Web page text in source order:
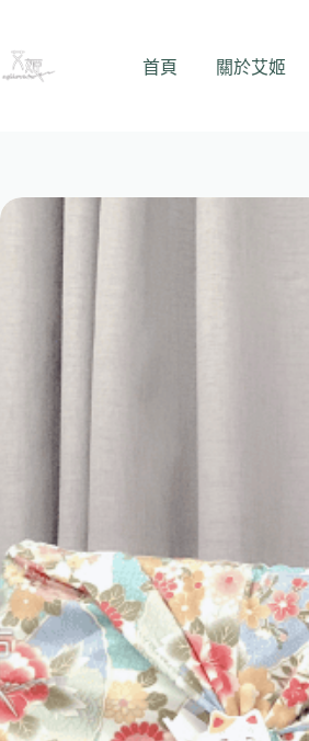
主
首頁 關於艾姬